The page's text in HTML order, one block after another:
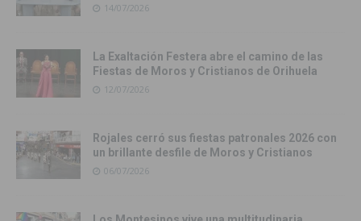
14/07/2026
La Exaltación Festera abre el camino de las
Fiestas de Moros y Cristianos de Orihuela
12/07/2026
Rojales cerró sus fiestas patronales 2026 con
un brillante desfile de Moros y Cristianos
06/07/2026